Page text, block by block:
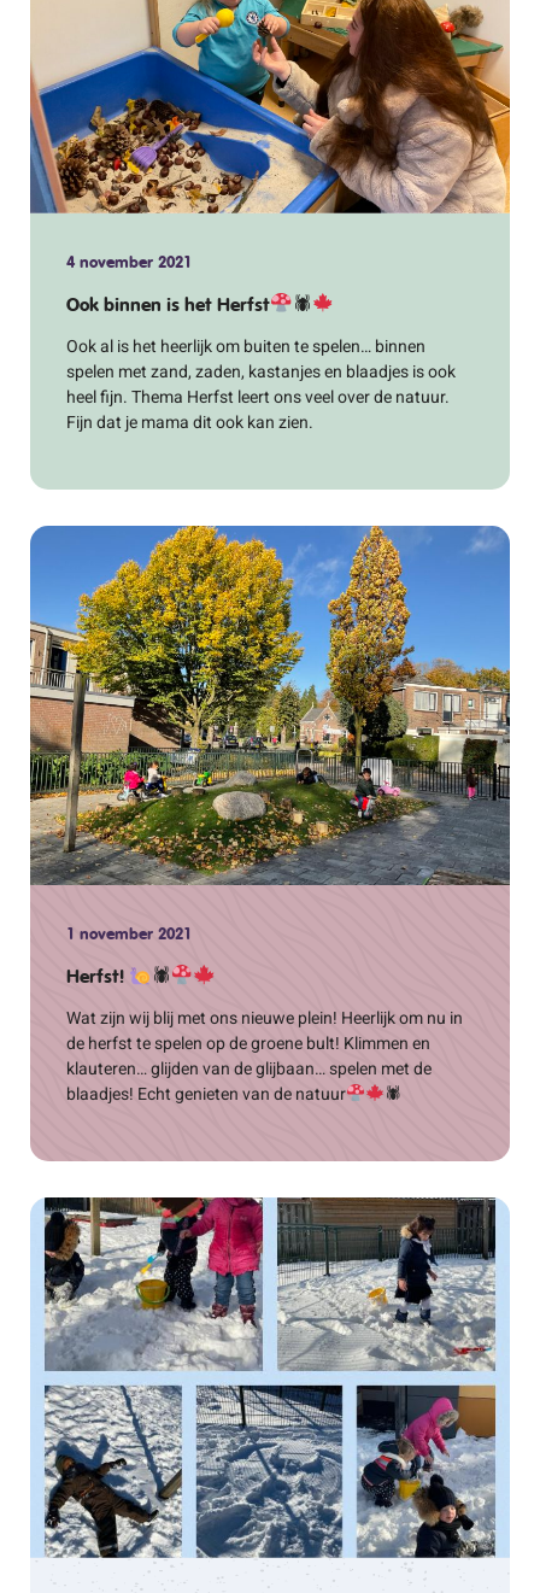
4 november 2021
Ook binnen is het Herfst 🕷
Ook al is het heerlijk om buiten te spelen… binnen
spelen met zand, zaden, kastanjes en blaadjes is ook
heel fijn. Thema Herfst leert ons veel over de natuur.
Fijn dat je mama dit ook kan zien.
1 november 2021
Herfst! 🕷
Wat zijn wij blij met ons nieuwe plein! Heerlijk om nu in
de herfst te spelen op de groene bult! Klimmen en
klauteren… glijden van de glijbaan… spelen met de
blaadjes! Echt genieten van de natuur
🕷